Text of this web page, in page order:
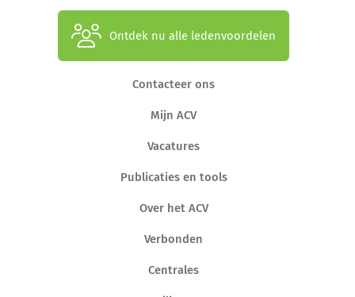
Ontdek nu alle ledenvoordelen
Contacteer ons
Mijn ACV
Vacatures
Publicaties en tools
Over het ACV
Verbonden
Centrales